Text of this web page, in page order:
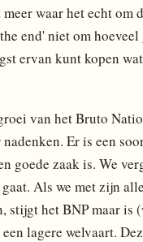
waar het echt om
end' niet om
ervan kunt kopen
van het Bruto
Er is een
goede zaak is. We
Als we met zijn
stijgt het BNP maar
lagere welvaart.